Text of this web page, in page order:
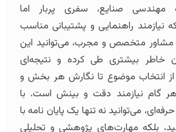
صنایع، سفری پربار اما
راهنمایی و پشتیبانی مناسب
متخصص و مجرب، می‌توانید این
بیشتری طی کرده و نتیجه‌ای
موضوع تا نگارش هر بخش و
گام نیازمند دقت و بینش است. با
می‌توانید نه تنها یک پایان نامه با
بلکه مهارت‌های پژوهشی و تحلیلی